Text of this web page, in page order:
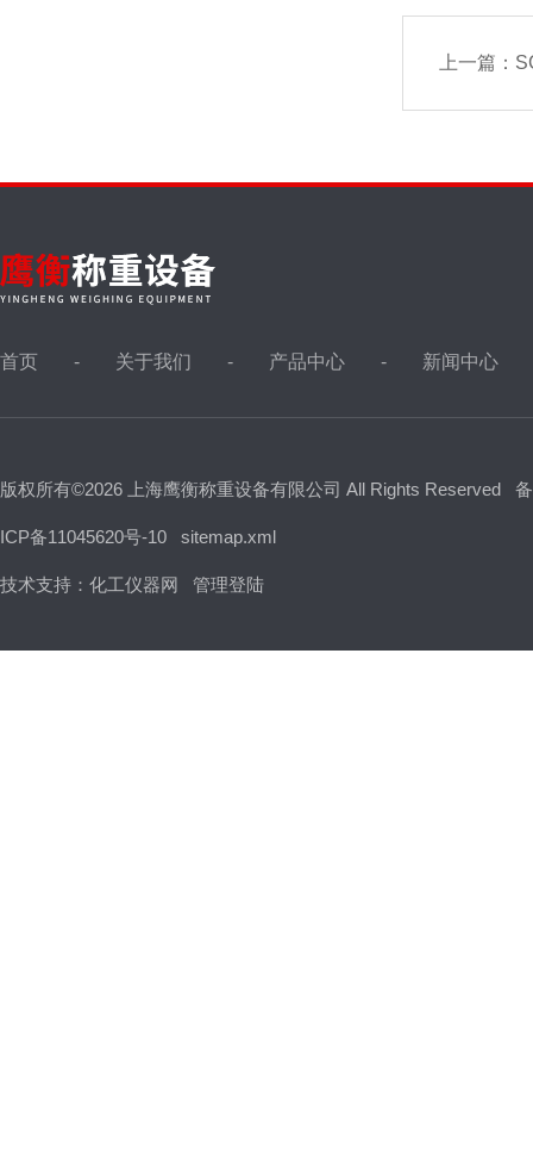
上一篇：
首页 关于我们 产品中心 新闻中心
版权所有©2026 上海鹰衡称重设备有限公司 All Rights Reserved
ICP备11045620号-10 sitemap.xml
技术支持： 化工仪器网 管理登陆